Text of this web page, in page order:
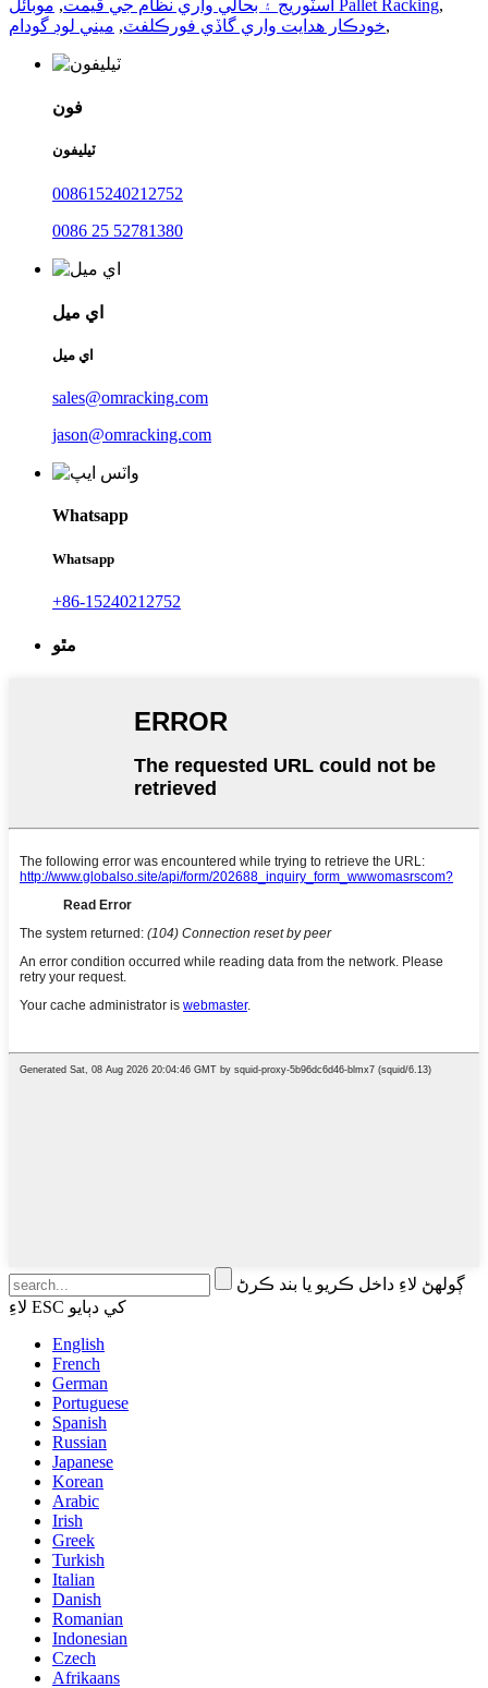
اسٽوريج ۽ بحالي واري نظام جي قيمت, موبائل Pallet Racking,
خودڪار ھدايت واري گاڏي فورڪلفٽ, ميني لوڊ گودام ,
فون
ٽيليفون
008615240212752
0086 25 52781380
اي ميل
اي ميل
sales@omracking.com
jason@omracking.com
Whatsapp
Whatsapp
+86-15240212752
مٿو
ڳولهڻ لاءِ داخل ڪريو يا بند ڪرڻ
لاءِ ESC کي دٻايو
English
French
German
Portuguese
Spanish
Russian
Japanese
Korean
Arabic
Irish
Greek
Turkish
Italian
Danish
Romanian
Indonesian
Czech
Afrikaans